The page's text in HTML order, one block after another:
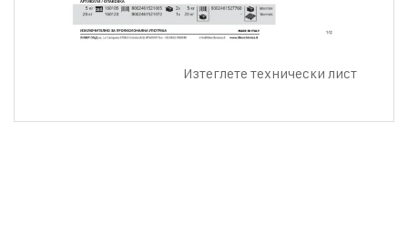
Изтеглете технически лист